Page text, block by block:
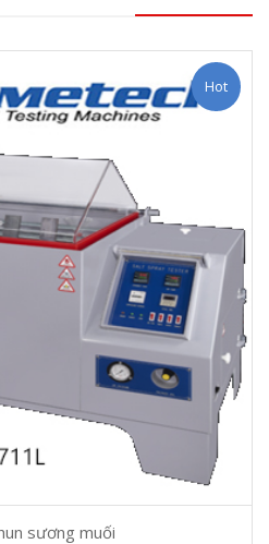
Hot
sương muối